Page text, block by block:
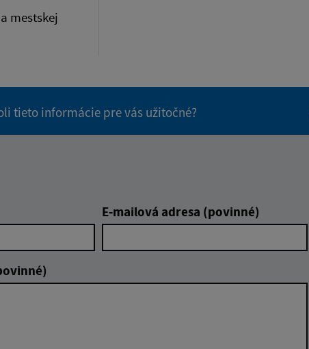
mestskej
tieto informácie pre vás užitočné?
E-mailová adresa (povinné)